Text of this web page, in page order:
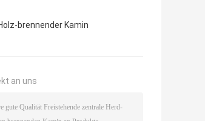
brennender Kamin
an uns